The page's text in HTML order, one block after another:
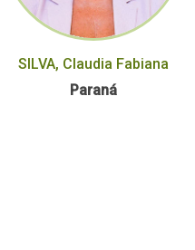
SILVA, Claudia Fabiana
Paraná